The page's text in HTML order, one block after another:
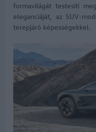
formavilágát testesíti
eleganciáját, az SUV-
terepjáró képességekkel.